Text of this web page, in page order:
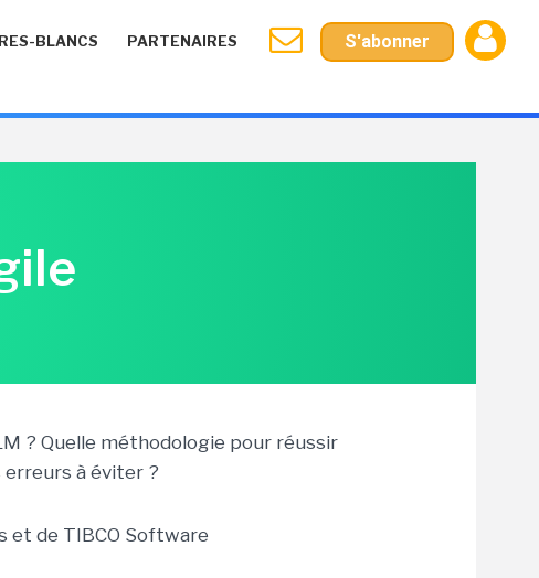
BLANCS PARTENAIRES S'abonner
? Quelle méthodologie pour réussir
erreurs à éviter ?
et de TIBCO Software